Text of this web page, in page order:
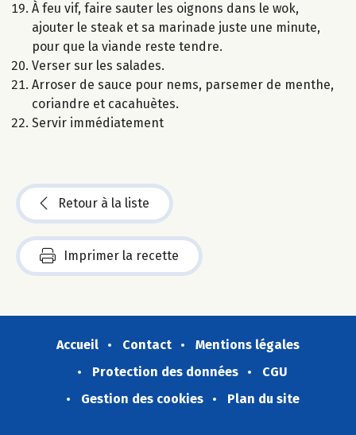
À feu vif, faire sauter les oignons dans le wok,
ajouter le steak et sa marinade juste une minute,
pour que la viande reste tendre.
Verser sur les salades.
Arroser de sauce pour nems, parsemer de menthe,
coriandre et cacahuètes.
Servir immédiatement
Retour à la liste
Imprimer la recette
Accueil Contact
Mentions légales
Protection des données
CGU
Gestion des cookies
Plan du site